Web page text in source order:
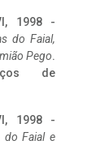
1998 -
do Faial,
Pego.
de
1998 -
do Faial e